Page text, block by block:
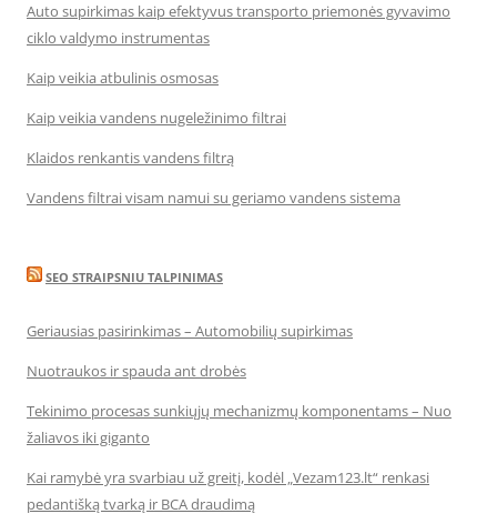
Auto supirkimas kaip efektyvus transporto priemonės gyvavimo
ciklo valdymo instrumentas
Kaip veikia atbulinis osmosas
Kaip veikia vandens nugeležinimo filtrai
Klaidos renkantis vandens filtrą
Vandens filtrai visam namui su geriamo vandens sistema
SEO STRAIPSNIU TALPINIMAS
Geriausias pasirinkimas – Automobilių supirkimas
Nuotraukos ir spauda ant drobės
Tekinimo procesas sunkiųjų mechanizmų komponentams – Nuo
žaliavos iki giganto
Kai ramybė yra svarbiau už greitį, kodėl „Vezam123.lt“ renkasi
pedantišką tvarką ir BCA draudimą